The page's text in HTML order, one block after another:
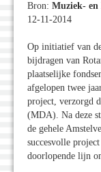
Bron: Muziek- en
12-11-2014
Op initiatief van
bijdragen van
plaatselijke
afgelopen twee
project, verzorgd
(MDA). Na deze
de gehele
succesvolle
doorlopende lijn